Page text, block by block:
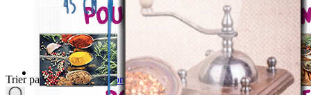
Trier par Par ordre décroissant